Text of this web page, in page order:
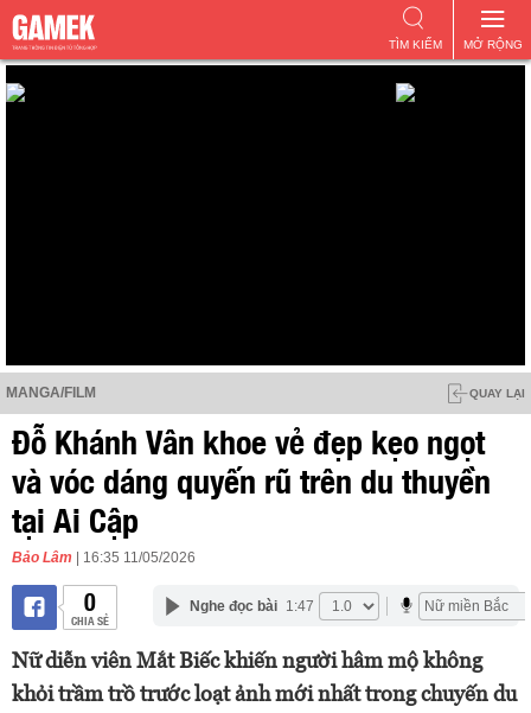
MỞ RỘNG
TÌM KIẾM
MANGA/FILM QUAY LẠI
Đỗ Khánh Vân khoe vẻ đẹp kẹo ngọt
và vóc dáng quyến rũ trên du thuyền
tại Ai Cập
Bảo Lâm | 16:35 11/05/2026
0
CHIA SẺ
Nghe đọc bài 1:47
Nữ diễn viên Mắt Biếc khiến người hâm mộ không
khỏi trầm trồ trước loạt ảnh mới nhất trong chuyến du